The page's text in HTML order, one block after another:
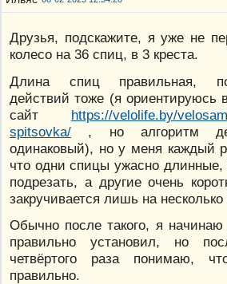
Друзья, подскажите, я уже не
колесо на 36 спиц, в 3 креста.
Длина спиц правильная,
действий тоже (я ориентируюсь
сайт https://velolife.by/
spitsovka/ , но алгоритм
одинаковый), но у меня каждый
что одни спицы ужасно длинные,
подрезать, а другие очень
закручивается лишь на несколько
Обычно после такого, я
правильно установил, но
четвёртого раза понимаю,
правильно.